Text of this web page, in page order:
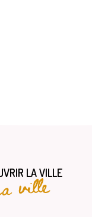
LA VILLE
ville